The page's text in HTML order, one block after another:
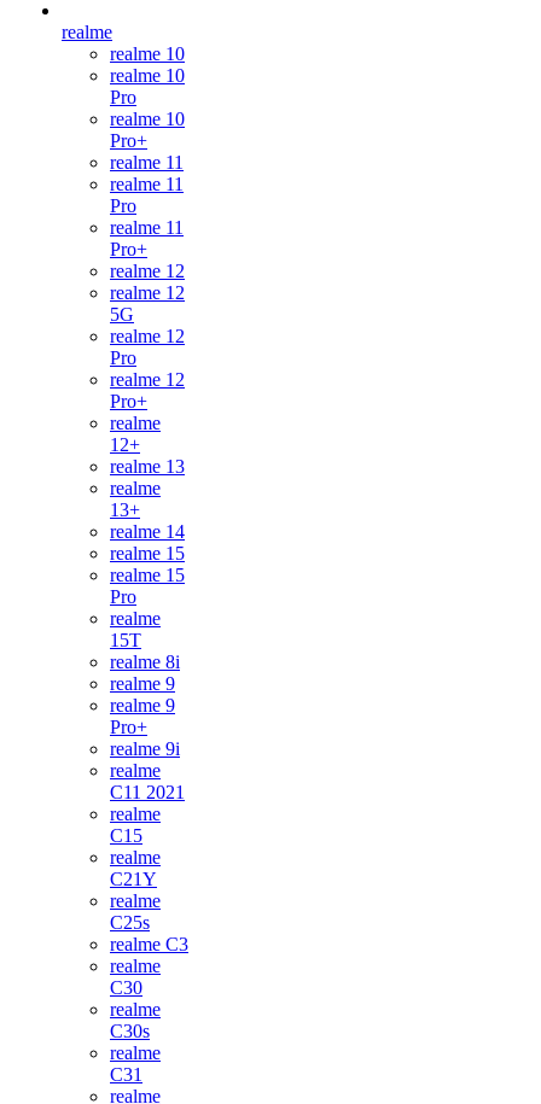
realme
realme 10
realme 10
Pro
realme 10
Pro+
realme 11
realme 11
Pro
realme 11
Pro+
realme 12
realme 12
5G
realme 12
Pro
realme 12
Pro+
realme
12+
realme 13
realme
13+
realme 14
realme 15
realme 15
Pro
realme
15T
realme 8i
realme 9
realme 9
Pro+
realme 9i
realme
C11 2021
realme
C15
realme
C21Y
realme
C25s
realme C3
realme
C30
realme
C30s
realme
C31
realme